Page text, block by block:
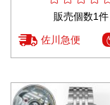
販売個数1件
佐川急便